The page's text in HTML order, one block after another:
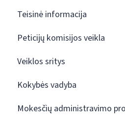
Teisinė informacija
Peticijų komisijos veikla
Veiklos sritys
Kokybės vadyba
Mokesčių administravimo